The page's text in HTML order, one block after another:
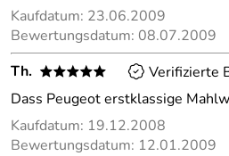
Kaufdatum: 23.06.2009
Bewertungsdatum: 08.07.2009
Th.
*****
Verifizierte
Dass Peugeot erstklassige
Kaufdatum: 19.12.2008
Bewertungsdatum: 12.01.2009